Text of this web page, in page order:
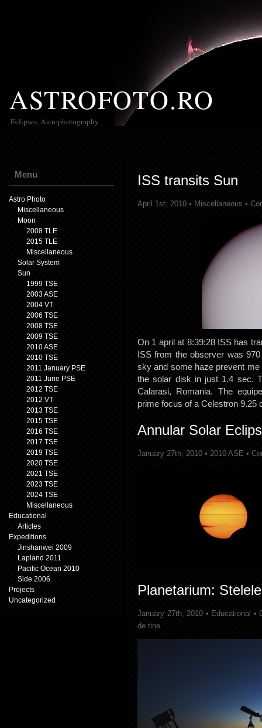
ASTROFOTO.RO
Eclipses, Astrophotography
Menu
Astro Photo
Miscellaneous
Moon
2008 TLE
2015 TLE
Miscellaneous
Solar System
Sun
1999 TSE
2003 ASE
2004 VT
2006 TSE
2008 TSE
2009 TSE
2010 ASE
2010 TSE
2011 January PSE
2011 June PSE
2012 TSE
2012 VT
2013 TSE
2015 TSE
2016 TSE
2017 TSE
2019 TSE
2020 TSE
2021 TSE
2023 TSE
2024 TSE
Miscellaneous
Educational
Articles
Expeditions
Jinshanwei 2009
Lapland 2011
Pacific Ocean 2010
Side 2006
Projects
Uncategorized
ISS transits Sun
April 1st, 2010 • Miscellaneous •
On 1 april at 8:39:28 ISS has
ISS from the observer was
sky and some haze prevent
the solar disk in just 1.4 sec.
Calarasi, Romania. The
prime focus of a Celestron 9.25
Annular Solar
January 27th, 2010 • 2010 ASE •
Planetarium:
January 27th, 2010 • Educational •
de tine